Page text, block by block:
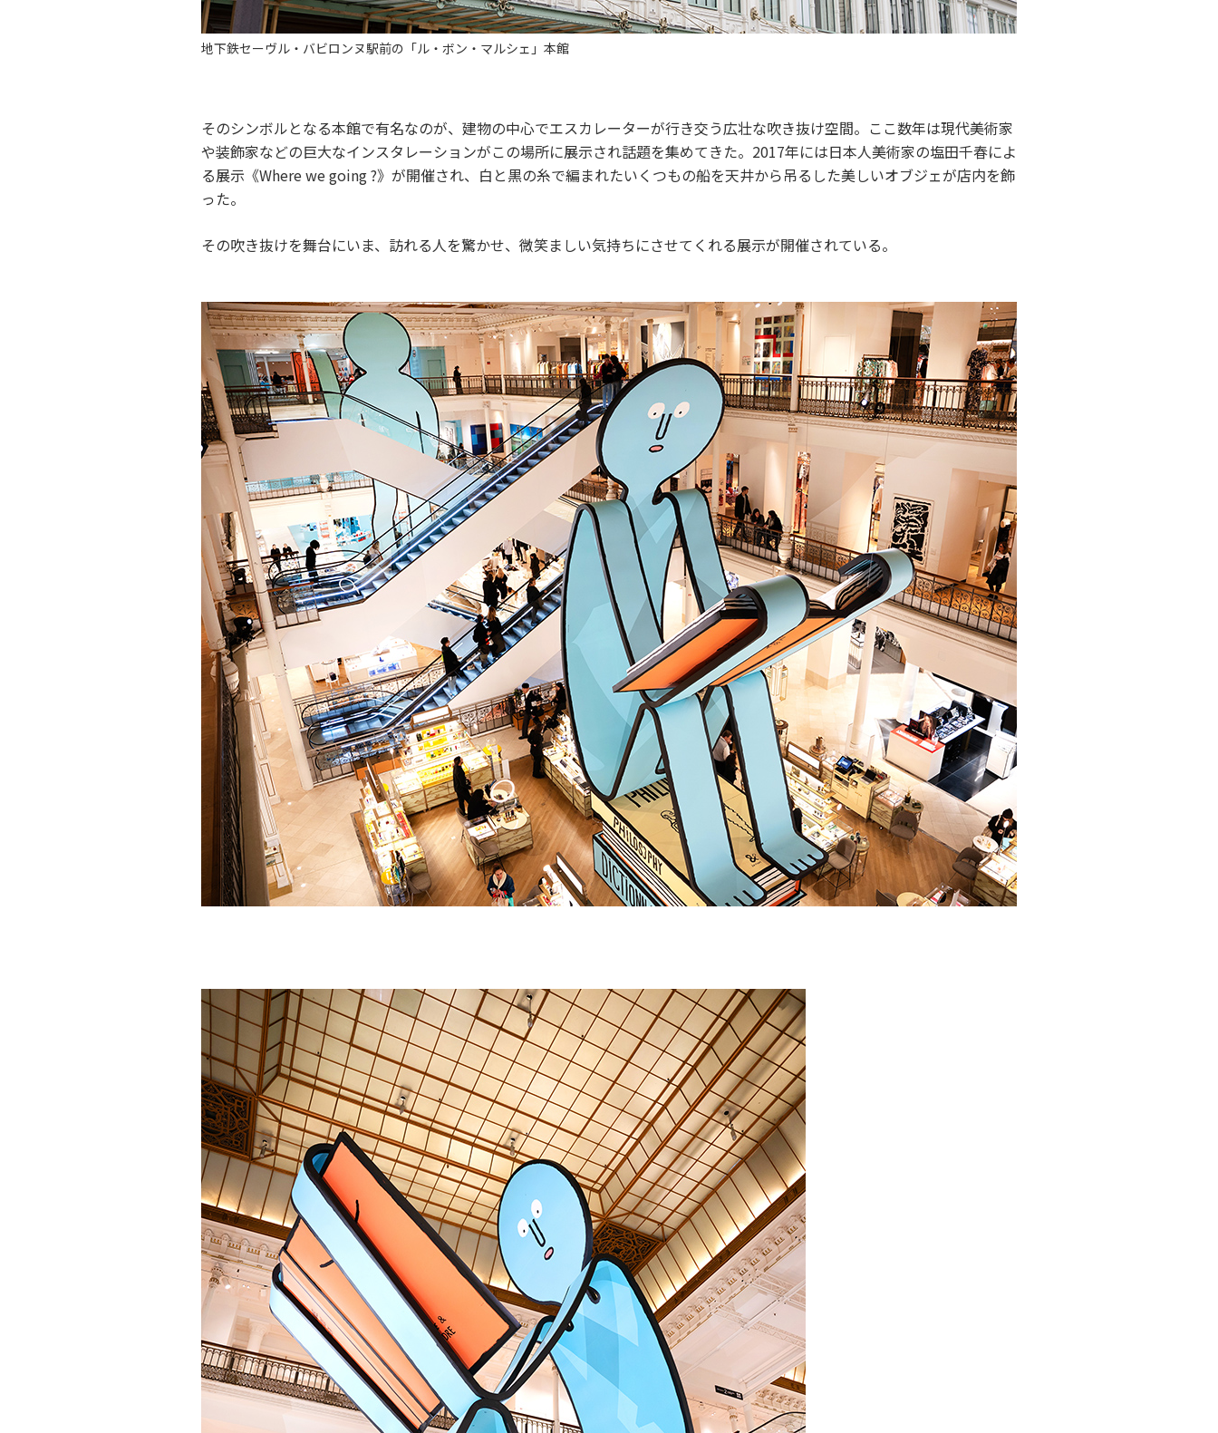
地下鉄セーヴル・バビロンヌ駅前の「ル・ボン・マルシェ」本館
そのシンボルとなる本館で有名なのが、建物の中心でエスカレーターが行き交う広壮な吹き抜け空間。ここ数年は現代美術家
や装飾家などの巨大なインスタレーションがこの場所に展示され話題を集めてきた。2017年には日本人美術家の塩田千春によ
る展示《Where we going ?》が開催され、白と黒の糸で編まれたいくつもの船を天井から吊るした美しいオブジェが店内を飾
った。
その吹き抜けを舞台にいま、訪れる人を驚かせ、微笑ましい気持ちにさせてくれる展示が開催されている。